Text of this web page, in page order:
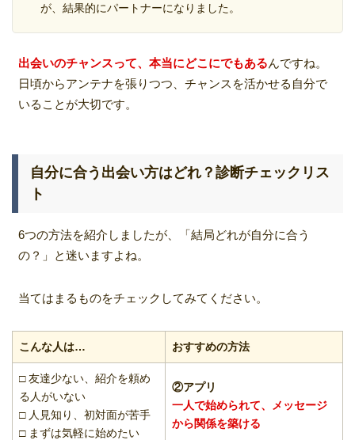
が、結果的にパートナーになりました。
出会いのチャンスって、本当にどこにでもあるんですね。
日頃からアンテナを張りつつ、チャンスを活かせる自分で
いることが大切です。
自分に合う出会い方はどれ？診断チェックリス
ト
6つの方法を紹介しましたが、「結局どれが自分に合う
の？」と迷いますよね。
当てはまるものをチェックしてみてください。
こんな人は… おすすめの方法
□ 友達少ない、紹介を頼め
る人がいない
□ 人見知り、初対面が苦手
□ まずは気軽に始めたい
②アプリ
一人で始められて、メッセージ
から関係を築ける